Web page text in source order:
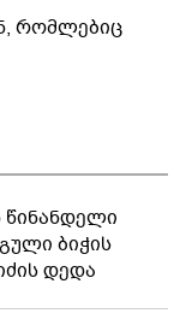
რომლებიც
წინანდელი
ბიჭის
დედა